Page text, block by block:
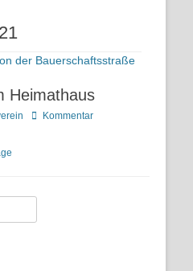
Heimathaus
Kommentar